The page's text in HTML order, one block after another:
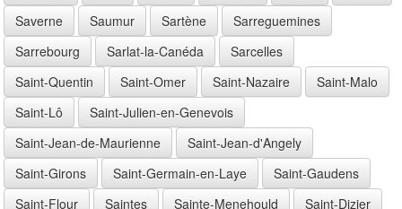
Saverne
Saumur Sartène
Sarreguemines
Sarrebourg
Sarlat-la-Canéda
Sarcelles
Saint-Quentin
Saint-Omer Saint-Nazaire
Saint-Malo
Saint-Lô
Saint-Julien-en-Genevois
Saint-Jean-de-Maurienne
Saint-Jean-d'Angely
Saint-Girons
Saint-Germain-en-Laye
Saint-Gaudens
Saint-Flour
Saintes Sainte-Menehould
Saint-Dizier